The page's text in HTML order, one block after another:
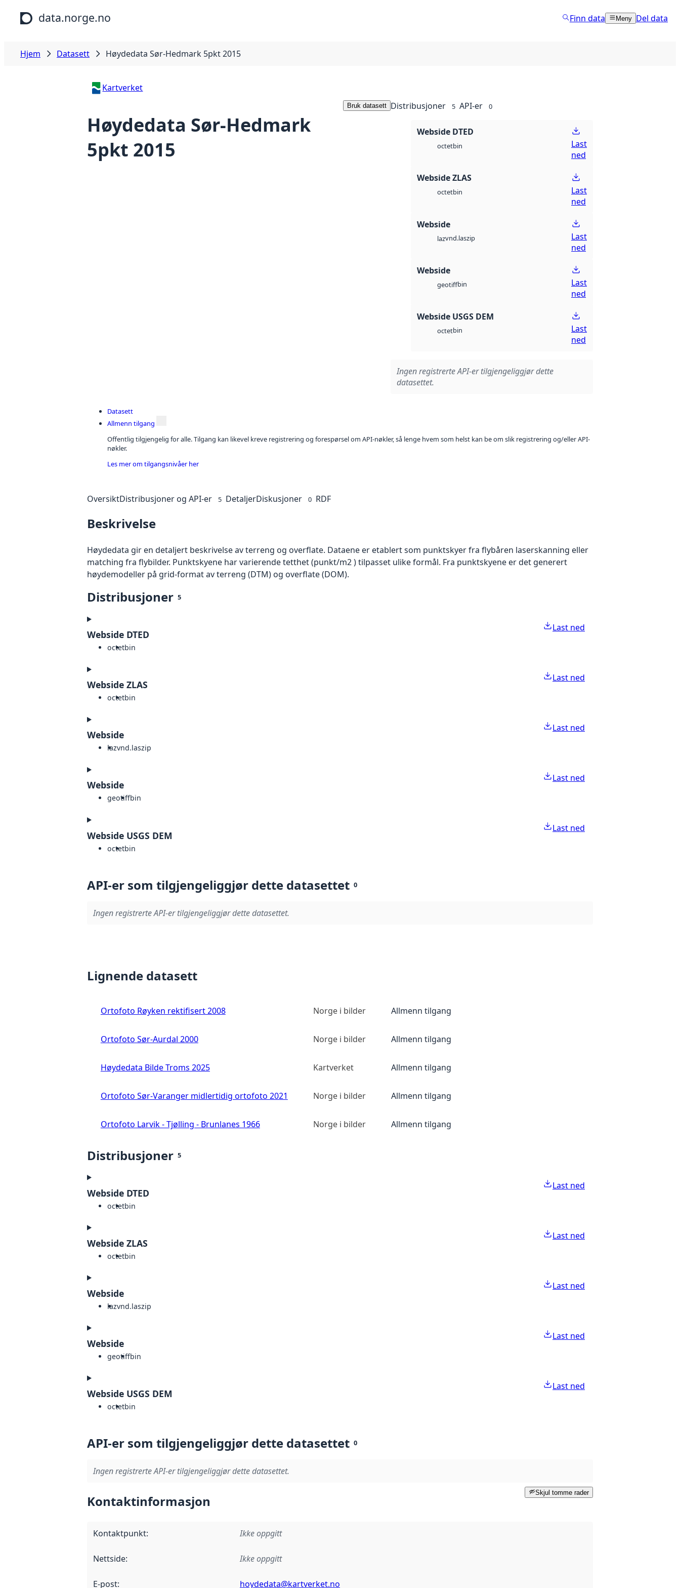
Hopp til hovedinnhold
data.norge.no Finn data Meny Del data
Hjem Datasett Høydedata Sør-Hedmark 5pkt 2015
Kartverket
Høydedata Sør-Hedmark
5pkt 2015
Bruk datasett Distribusjoner 5 API-er 0
Webside DTED
octetbin
Last
ned
Webside ZLAS
octetbin
Last
ned
Webside
lazvnd.laszip
Last
ned
Webside
geotiffbin
Last
ned
Webside USGS DEM
octetbin
Last
ned
Ingen registrerte API-er tilgjengeliggjør dette
datasettet.
Datasett
Allmenn tilgang
Offentlig tilgjengelig for alle. Tilgang kan likevel kreve registrering og forespørsel om API-nøkler, så lenge hvem som helst kan be om slik registrering og/eller API-
nøkler.
Les mer om tilgangsnivåer her
OversiktDistribusjoner og API-er 5 DetaljerDiskusjoner 0 RDF
Beskrivelse
Høydedata gir en detaljert beskrivelse av terreng og overflate. Dataene er etablert som punktskyer fra flybåren laserskanning eller
matching fra flybilder. Punktskyene har varierende tetthet (punkt/m2 ) tilpasset ulike formål. Fra punktskyene er det generert
høydemodeller på grid-format av terreng (DTM) og overflate (DOM).
Distribusjoner 5
Webside DTED
octetbin
Last ned
Webside ZLAS
octetbin
Last ned
Webside
lazvnd.laszip
Last ned
Webside
geotiffbin
Last ned
Webside USGS DEM
octetbin
Last ned
API-er som tilgjengeliggjør dette datasettet 0
Ingen registrerte API-er tilgjengeliggjør dette datasettet.
Lignende datasett
Ortofoto Røyken rektifisert 2008 Norge i bilder Allmenn tilgang
Ortofoto Sør-Aurdal 2000 Norge i bilder Allmenn tilgang
Høydedata Bilde Troms 2025 Kartverket Allmenn tilgang
Ortofoto Sør-Varanger midlertidig ortofoto 2021 Norge i bilder Allmenn tilgang
Ortofoto Larvik - Tjølling - Brunlanes 1966 Norge i bilder Allmenn tilgang
Distribusjoner 5
Webside DTED
octetbin
Last ned
Webside ZLAS
octetbin
Last ned
Webside
lazvnd.laszip
Last ned
Webside
geotiffbin
Last ned
Webside USGS DEM
octetbin
Last ned
API-er som tilgjengeliggjør dette datasettet 0
Ingen registrerte API-er tilgjengeliggjør dette datasettet.
Skjul tomme rader
Kontaktinformasjon
Kontaktpunkt: Ikke oppgitt
Nettside: Ikke oppgitt
E-post: hoydedata@kartverket.no